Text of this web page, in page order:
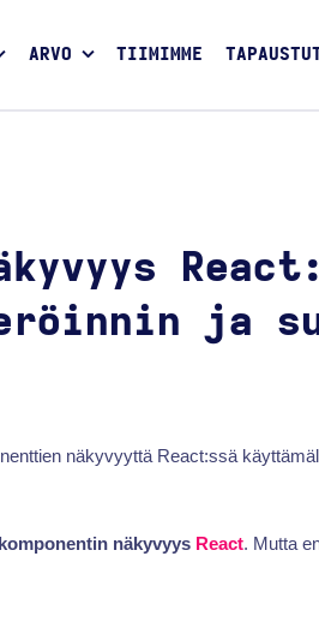
ARVO TIIMIMME
ja
näkyvyyttä React:ssä
komponentin näkyvyys React. Mutta